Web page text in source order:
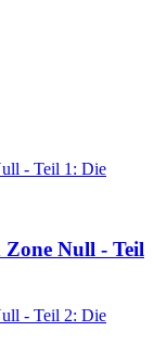
Zone Null - Teil